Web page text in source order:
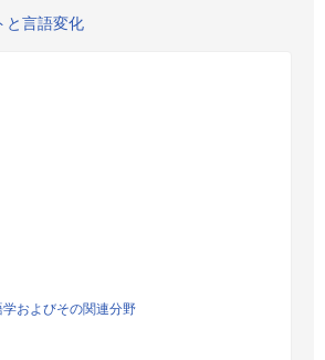
と言語変化
およびその関連分野